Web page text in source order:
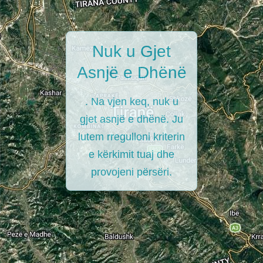
Nuk u Gjet
Asnjë e Dhënë
. Na vjen keq, nuk u
gjet asnjë e dhënë. Ju
lutem rregulloni kriterin
e kërkimit tuaj dhe
provojeni përsëri.